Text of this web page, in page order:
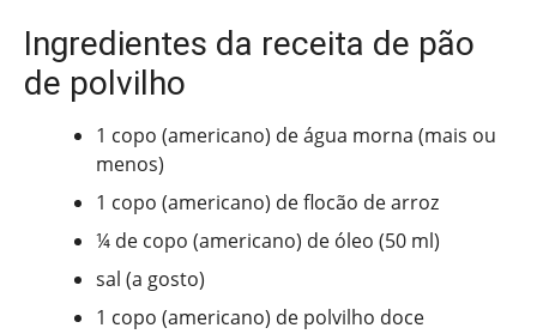
Ingredientes da receita de pão
de polvilho
1 copo (americano) de água morna (mais ou
menos)
1 copo (americano) de flocão de arroz
¼ de copo (americano) de óleo (50 ml)
sal (a gosto)
1 copo (americano) de polvilho doce